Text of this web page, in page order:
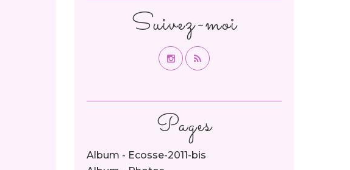
Pages
Album - Ecosse-2011-bis
Suivez-moi